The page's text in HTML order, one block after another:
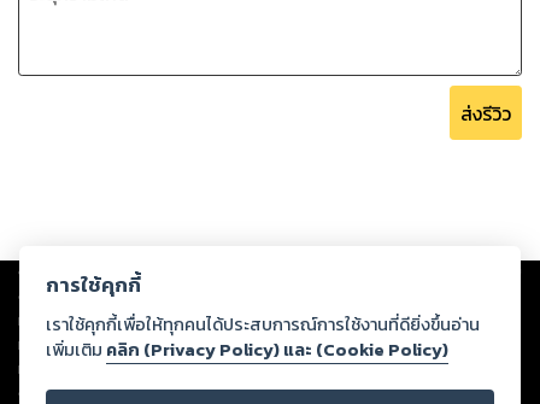
ส่งรีวิว
Copyright © 2026
ต่อผลงานหรือเนื้อหาใดที่อัปโหลดผ่านเว็บไซต์และปรากฏว่าละเมิดสิทธิใน
ทรัพย์สินทางปัญญาของบุคคลอื่นหรือขัดต่อกฎหมายและศีลธรรม ดังนั้น ผู้อ่าน
ทุกท่านโปรดใช้วิจารณญาณในการกลั่นกรองด้วยตนเอง และหากท่านพบว่าส่วน
หนึ่งส่วนใดขัดต่อกฎหมายและศีลธรรม กรุณาแจ้งมายังบริษัท เพื่อทีมงานจะได้
ดำเนินการในทันที ทั้งนี้ ทางสตอรี่ล็อกขอสงวนลิขสิทธิ์ตามพระราชบัญญัติ
การใช้คุกกี้
เราใช้คุกกี้เพื่อให้ทุกคนได้ประสบการณ์การใช้งานที่ดียิ่งขึ้นอ่าน
เพิ่มเติม คลิก (Privacy Policy) และ (Cookie Policy)